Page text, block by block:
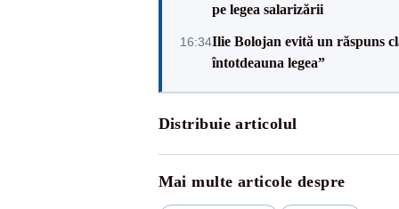
pe legea salarizării
16:34Ilie Bolojan evită un răspuns
întotdeauna legea”
Distribuie articolul
Mai multe articole despre